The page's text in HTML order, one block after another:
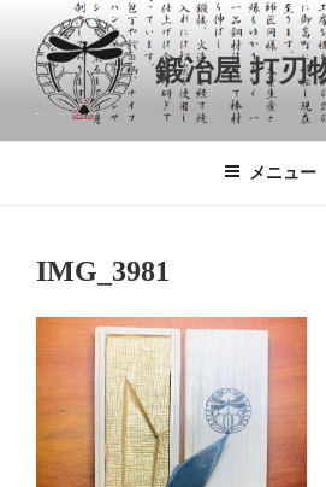
鍛冶屋 打刃
メニュー
IMG_3981